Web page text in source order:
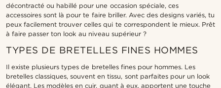
décontracté ou habillé pour une occasion spéciale, ces
accessoires sont là pour te faire briller. Avec des designs variés, tu
peux facilement trouver celles qui te correspondent le mieux. Prêt
à faire passer ton look au niveau supérieur ?
TYPES DE BRETELLES FINES HOMMES
Il existe plusieurs types de bretelles fines pour hommes. Les
bretelles classiques, souvent en tissu, sont parfaites pour un look
élégant. Les modèles en cuir, quant à eux, apportent une touche